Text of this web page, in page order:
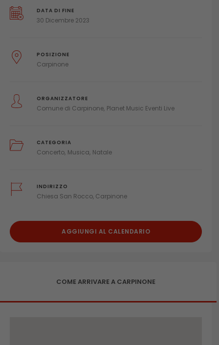
DATA DI FINE
30 Dicembre 2023
POSIZIONE
Carpinone
ORGANIZZATORE
Comune di Carpinone Planet Music Eventi Live
CATEGORIA
Concerto Musica Natale
INDIRIZZO
Chiesa San Rocco, Carpinone
AGGIUNGI AL CALENDARIO
COME ARRIVARE A CARPINONE